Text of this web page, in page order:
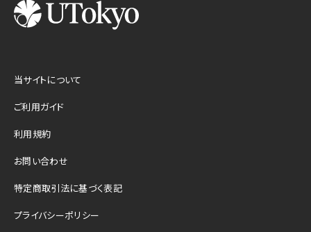
当サイトについて
ご利用ガイド
利用規約
お問い合わせ
特定商取引法に基づく表記
プライバシーポリシー